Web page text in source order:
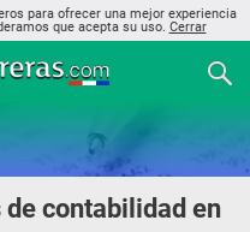
para ofrecer una mejor experiencia
que acepta su uso. Cerrar
contabilidad en